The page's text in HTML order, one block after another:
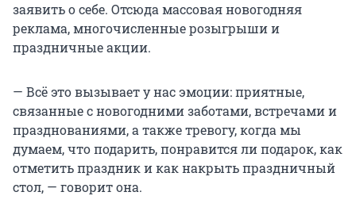
заявить о себе. Отсюда массовая новогодняя
реклама, многочисленные розыгрыши и
праздничные акции.
— Всё это вызывает у нас эмоции: приятные,
связанные с новогодними заботами, встречами и
празднованиями, а также тревогу, когда мы
думаем, что подарить, понравится ли подарок, как
отметить праздник и как накрыть праздничный
стол, — говорит она.